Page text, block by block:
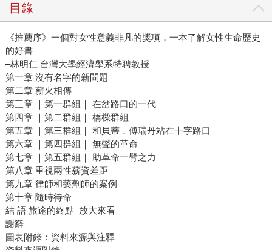
目錄
《推薦序》一個對女性意義非凡的獎項，一本了解女性生命歷史
的好書
–林明仁 台灣大學經濟學系特聘教授
第一章 沒有名字的新問題
第二章 薪火相傳
第三章 ｜第一群組｜ 在岔路口的一代
第四章 ｜第二群組｜ 橋樑群組
第五章 ｜第三群組｜ 和貝蒂．傅瑞丹站在十字路口
第六章 ｜第四群組｜ 無聲的革命
第七章 ｜第五群組｜ 助革命一臂之力
第八章 重視兩性薪資差距
第九章 律師和藥劑師的案例
第十章 隨時待命
結 語 旅途的終點–放大來看
謝辭
圖表附錄：資料來源與注釋